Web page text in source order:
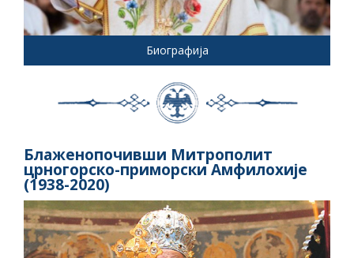
Биографија
Блаженопочивши Митрополит
црногорско-приморски Амфилохије
(1938-2020)